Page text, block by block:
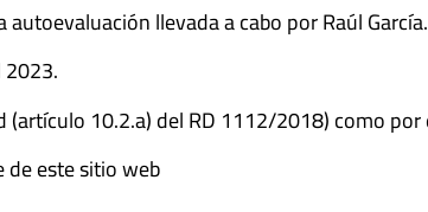
llevada a cabo por Raúl García.
10.2.a) del RD 1112/2018) como
este sitio web